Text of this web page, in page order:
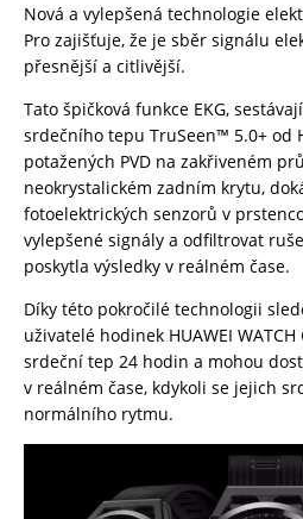
Nová a vylepšená technologie
Pro zajišťuje, že je sběr signálu
přesnější a citlivější.
Tato špičková funkce EKG,
srdečního tepu TruSeen™ 5.0+ od
potažených PVD na zakřiveném
neokrystalickém zadním krytu,
fotoelektrických senzorů v
vylepšené signály a odfiltrovat
poskytla výsledky v reálném čase.
Díky této pokročilé technologii
uživatelé hodinek HUAWEI
srdeční tep 24 hodin a mohou
v reálném čase, kdykoli se jejich
normálního rytmu.